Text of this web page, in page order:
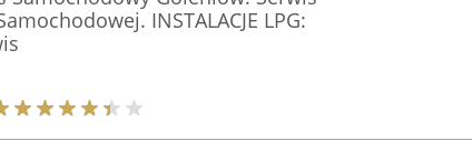
INSTALACJE LPG: